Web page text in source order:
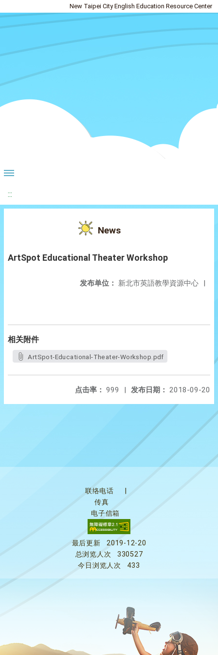
New Taipei City English Education Resource Center
:::
News
ArtSpot Educational Theater Workshop
发布单位： 新北市英語教學資源中心 |
相关附件
ArtSpot-Educational-Theater-Workshop.pdf
发布日期： 2018-09-20
点击率： 999 |
联络电话
传真
电子信箱
最后更新
2019-12-20
总浏览人次
330527
今日浏览人次
433